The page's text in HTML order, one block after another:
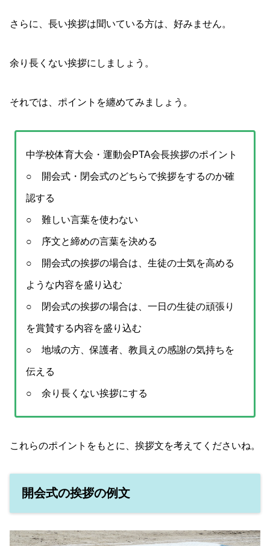
さらに、長い挨拶は聞いている方は、好みません。
余り長くない挨拶にしましょう。
それでは、ポイントを纏めてみましょう。
中学校体育大会・運動会PTA会長挨拶のポイント
○ 開会式・閉会式のどちらで挨拶をするのか確
認する
○ 難しい言葉を使わない
○ 序文と締めの言葉を決める
○ 開会式の挨拶の場合は、生徒の士気を高める
ような内容を盛り込む
○ 閉会式の挨拶の場合は、一日の生徒の頑張り
を賞賛する内容を盛り込む
○ 地域の方、保護者、教員えの感謝の気持ちを
伝える
○ 余り長くない挨拶にする
これらのポイントをもとに、挨拶文を考えてくださいね。
開会式の挨拶の例文